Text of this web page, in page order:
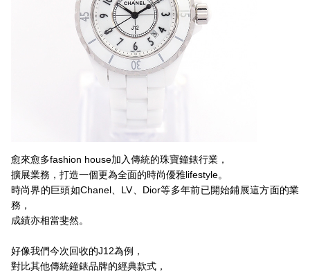
愈來愈多fashion house加入傳統的珠寶鐘錶行業，
擴展業務，打造一個更為全面的時尚優雅lifestyle。
時尚界的巨頭如Chanel、LV、Dior等多年前已開始鋪展這方面的業
務，
成績亦相當斐然。
好像我們今次回收的J12為例，
對比其他傳統鐘錶品牌的經典款式，